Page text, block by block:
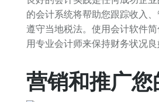
的会计系统将帮助您跟踪收入
遵守当地税法。使用会计软件
用专业会计师来保持财务状况良
营销和推广